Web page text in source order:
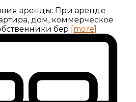
аренды: При аренде
дом, коммерческое
бер [more]